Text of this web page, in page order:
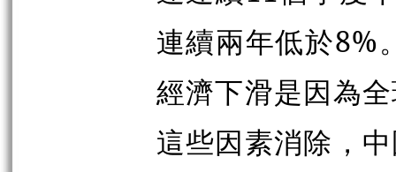
連續兩年低於8%
經濟下滑是因為
這些因素消除，